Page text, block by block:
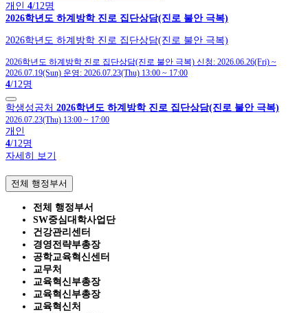
개인 4/12명
2026학년도 하계방학 진로 집단상담(진로 불안 극복)
2026학년도 하계방학 진로 집단상담(진로 불안 극복)
2026학년도 하계방학 진로 집단상담(진로 불안 극복) 신청: 2026.06.26(Fri) ~
2026.07.19(Sun) 운영: 2026.07.23(Thu) 13:00 ~ 17:00
4/12명
학생성공처 2026학년도 하계방학 진로 집단상담(진로 불안 극복)
2026.07.23(Thu) 13:00 ~ 17:00
개인
4/12명
자세히 보기
전체 행정부서
전체 행정부서
SW중심대학사업단
건강관리센터
경영전략부총장
공학교육혁신센터
교무처
교육혁신부총장
교육혁신부총장
교육혁신처